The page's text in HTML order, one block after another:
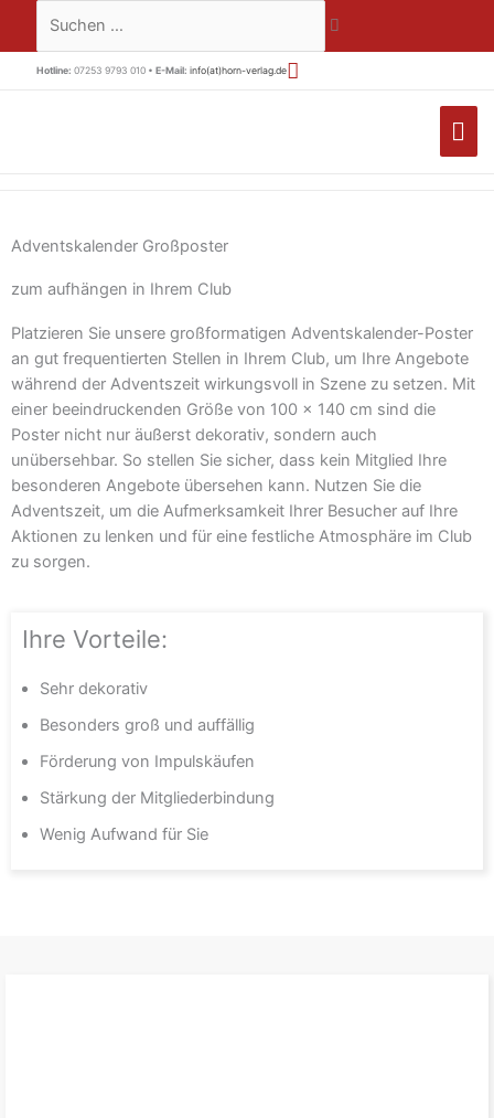
springen
Suchen …
Hotline: 07253 9793 010 • E-Mail: info(at)horn-verlag.de
Adventskalender Großposter
zum aufhängen in Ihrem Club
Platzieren Sie unsere großformatigen Adventskalender-Poster
an gut frequentierten Stellen in Ihrem Club, um Ihre Angebote
während der Adventszeit wirkungsvoll in Szene zu setzen. Mit
einer beeindruckenden Größe von 100 x 140 cm sind die
Poster nicht nur äußerst dekorativ, sondern auch
unübersehbar. So stellen Sie sicher, dass kein Mitglied Ihre
besonderen Angebote übersehen kann. Nutzen Sie die
Adventszeit, um die Aufmerksamkeit Ihrer Besucher auf Ihre
Aktionen zu lenken und für eine festliche Atmosphäre im Club
zu sorgen.
Ihre Vorteile:
Sehr dekorativ
Besonders groß und auffällig
Förderung von Impulskäufen
Stärkung der Mitgliederbindung
Wenig Aufwand für Sie